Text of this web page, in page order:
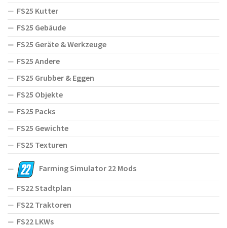
FS25 Kutter
FS25 Gebäude
FS25 Geräte & Werkzeuge
FS25 Andere
FS25 Grubber & Eggen
FS25 Objekte
FS25 Packs
FS25 Gewichte
FS25 Texturen
Farming Simulator 22 Mods
FS22 Stadtplan
FS22 Traktoren
FS22 LKWs